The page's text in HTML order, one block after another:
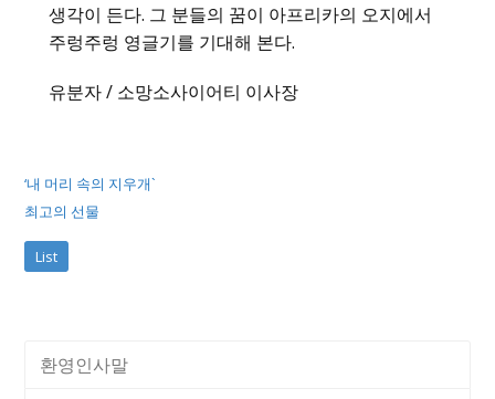
생각이 든다. 그 분들의 꿈이 아프리카의 오지에서
주렁주렁 영글기를 기대해 본다.
유분자 / 소망소사이어티 이사장
‘내 머리 속의 지우개`
최고의 선물
List
환영인사말